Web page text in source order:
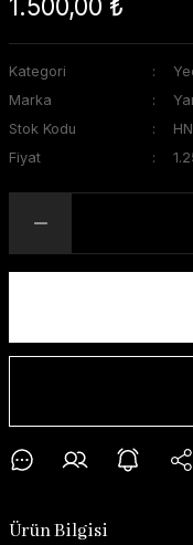
1.500,00 ₺
Kategori
Marka
Stok Kodu
Fiyat
Ürün Bilgisi